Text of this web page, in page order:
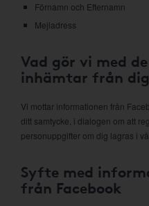
Förnamn och Efternamn
Mejladress
Vad gör vi med
inhämtar från
Vi mottar informationen från
ditt samtycke, i dialogen om att
personuppgifter om dig lagras i
Syfte med
från Facebook